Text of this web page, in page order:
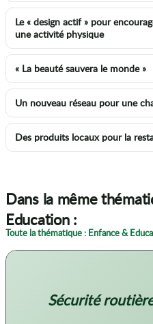
Le « design actif » pour
une activité physique
« La beauté sauvera le monde »
Un nouveau réseau pour une
Des produits locaux pour la
Dans la même
Education :
Toute la thématique : Enfance &
Sécurité